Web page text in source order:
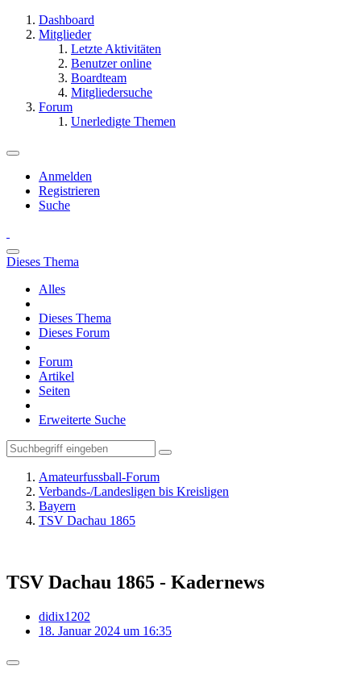
Dashboard
Mitglieder
Letzte Aktivitäten
Benutzer online
Boardteam
Mitgliedersuche
Forum
Unerledigte Themen
Anmelden
Registrieren
Suche
Dieses Thema
Alles
Dieses Thema
Dieses Forum
Forum
Artikel
Seiten
Erweiterte Suche
Amateurfussball-Forum
Verbands-/Landesligen bis Kreisligen
Bayern
TSV Dachau 1865
TSV Dachau 1865 - Kadernews
didix1202
18. Januar 2024 um 16:35